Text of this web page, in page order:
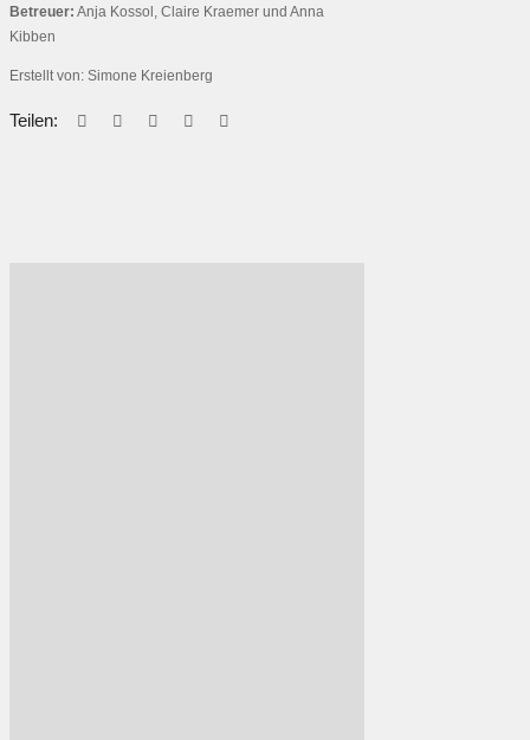
Betreuer: Anja Kossol, Claire Kraemer und Anna
Kibben
Erstellt von: Simone Kreienberg
Teilen: